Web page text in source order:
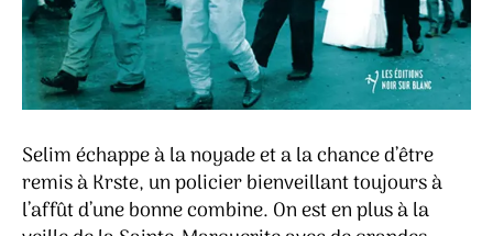
Selim échappe à la noyade et a la chance d’être
remis à Krste, un policier bienveillant toujours à
l’affût d’une bonne combine. On est en plus à la